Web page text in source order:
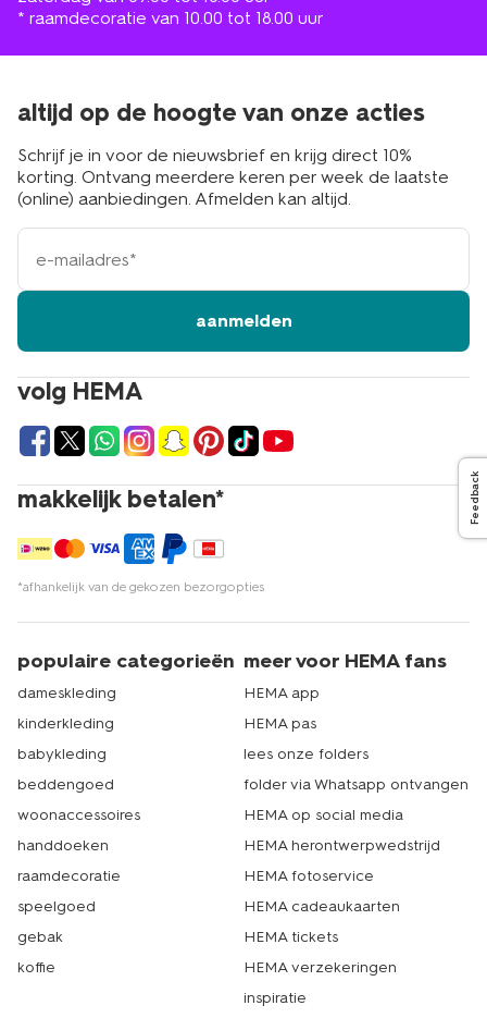
* raamdecoratie van 10.00 tot 18.00 uur
volg HEMA
makkelijk betalen*
*afhankelijk van de gekozen bezorgopties
altijd op de hoogte van onze acties
Schrijf je in voor de nieuwsbrief en krijg direct 10%
korting. Ontvang meerdere keren per week de laatste
(online) aanbiedingen. Afmelden kan altijd.
e-
mailadres
aanmelden
populaire categorieën
dameskleding
kinderkleding
babykleding
beddengoed
woonaccessoires
handdoeken
raamdecoratie
speelgoed
gebak
koffie
meer voor HEMA fans
HEMA app
HEMA pas
lees onze folders
folder via Whatsapp ontvangen
HEMA op social media
HEMA herontwerpwedstrijd
HEMA fotoservice
HEMA cadeaukaarten
HEMA tickets
HEMA verzekeringen
inspiratie
Feedback